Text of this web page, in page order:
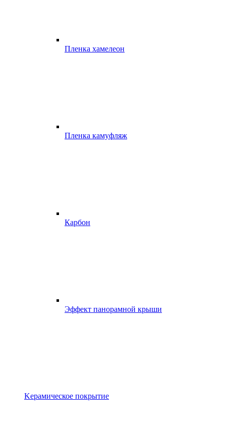
Пленка хамелеон
Пленка камуфляж
Карбон
Эффект панорамной крыши
Kерамическое покрытие